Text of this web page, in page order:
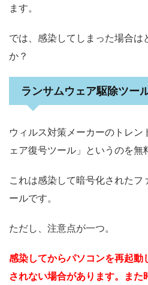
ます。
では、感染してしまった場合は
か？
ランサムウェア駆除ツー
ウィルス対策メーカーのトレン
ェア復号ツール」というのを無
これは感染して暗号化された
ールです。
ただし、注意点が一つ。
感染してからパソコンを再起動
されない場合があります。ま